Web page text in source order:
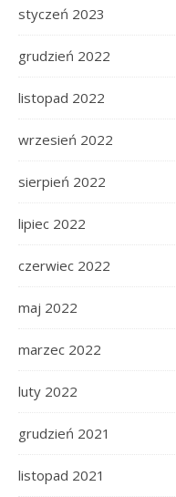
styczeń 2023
grudzień 2022
listopad 2022
wrzesień 2022
sierpień 2022
lipiec 2022
czerwiec 2022
maj 2022
marzec 2022
luty 2022
grudzień 2021
listopad 2021